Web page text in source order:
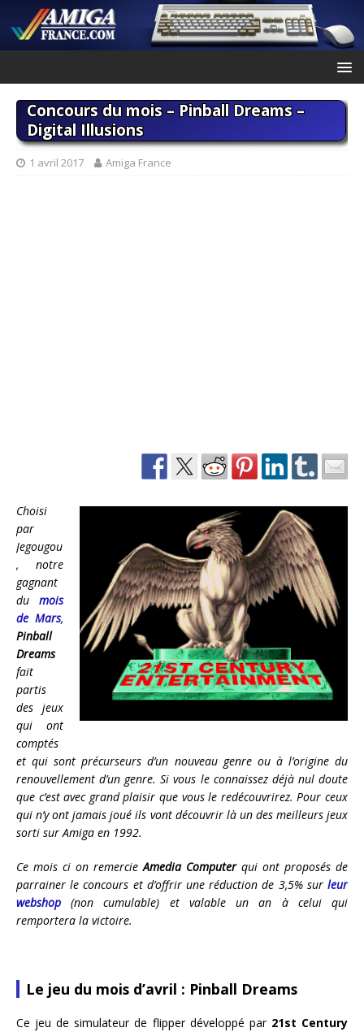
Concours du mois – Pinball Dreams –
Digital Illusions
1 avril 2017 Amiga France
Choisi
par
Jegougou
, notre
gagnant
du mois
de Mars,
Pinball
Dreams
fait
partis
des jeux
qui ont
comptés
et qui sont précurseurs d’un nouveau genre ou à l’origine du
renouvellement d’un genre. Si vous le connaissez déjà nul doute
que c’est avec grand plaisir que vous le redécouvrirez. Pour ceux
qui n’y ont jamais joué ils vont découvrir là un des meilleurs jeux
sorti sur Amiga en 1992.
Ce mois ci on remercieAmedia Computerqui ont proposés de
parrainer le concours et d’offrir une réduction de 3,5% sur leur
webshop (non cumulable) et valable un an à celui qui
remportera la victoire.
Le jeu du mois d’avril : Pinball Dreams
Ce jeu de simulateur de flipper développé par 21st Century